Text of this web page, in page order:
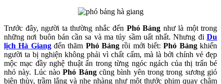
Trước đây, người ta thường nhắc đến Phó Bảng như là một trong
những nơi buôn bán cần sa và ma túy sầm uất nhất. Nhưng đi Du
lịch Hà Giangđến thăm Phó Bảng rồi mới biết:Phó Bảngkhiến
người ta bị nghiện không phải vì chất cấm, mà là bởi chính vẻ đẹp
mộc mạc đầy nghệ thuật ẩn trong từng ngóc ngách của thị trấn bé
nhỏ này. Lúc nàoPhó Bảngcũng bình yên trong trong sương gió
biên thùy, trầm lắng và nhẹ nhàng như một thước phim quay chậm